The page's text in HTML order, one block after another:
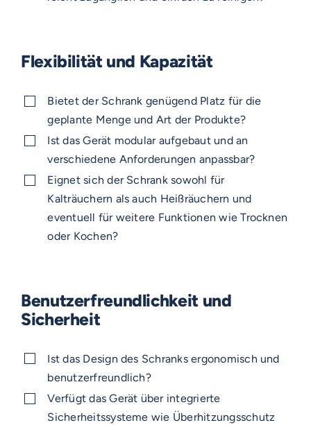
Flexibilität und Kapazität
Bietet der Schrank genügend Platz für die
geplante Menge und Art der Produkte?
Ist das Gerät modular aufgebaut und an
verschiedene Anforderungen anpassbar?
Eignet sich der Schrank sowohl für
Kalträuchern als auch Heißräuchern und
eventuell für weitere Funktionen wie Trocknen
oder Kochen?
Benutzerfreundlichkeit und
Sicherheit
Ist das Design des Schranks ergonomisch und
benutzerfreundlich?
Verfügt das Gerät über integrierte
Sicherheitssysteme wie Überhitzungsschutz